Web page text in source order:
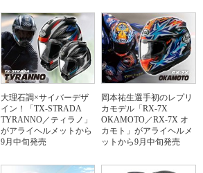
大理石調×サイバーデザ
イン！「TX-STRADA
TYRANNO／ティラノ」
がアライヘルメットから
9月中旬発売
岡本祐生選手初のレプリ
カモデル「RX-7X
OKAMOTO／RX-7X オ
カモト」がアライヘルメ
ットから9月中旬発売